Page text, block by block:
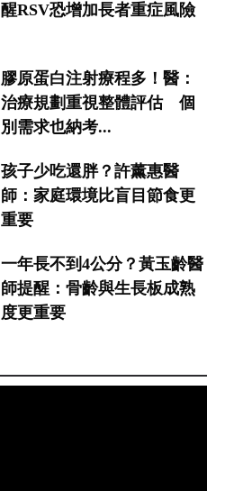
醒RSV恐增加長者重症風險
膠原蛋白注射療程多！醫：
治療規劃重視整體評估 個
別需求也納考...
孩子少吃還胖？許薰惠醫
師：家庭環境比盲目節食更
重要
一年長不到4公分？黃玉齡醫
師提醒：骨齡與生長板成熟
度更重要